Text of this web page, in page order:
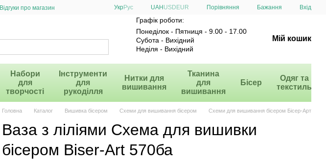
Відгуки про магазин
УкрРус UAH USD EUR Порівняння Бажання Вхід
Графік роботи:
Понеділок - Пятниця - 9.00 - 17.00
Субота - Вихідний
Неділя - Вихідний
Мій кошик
Набори
для
творчості
Інструменти
для
рукоділля
Нитки для
вишивання
Тканина
для
вишивання
Бісер
Одяг та
текстиль
Головна Каталог Вишивка бісером Схеми для вишивання бісером Схеми для вишивання бісером Бісер-Арт
Ваза з ліліями Схема для вишивки
бісером Biser-Art 570ба